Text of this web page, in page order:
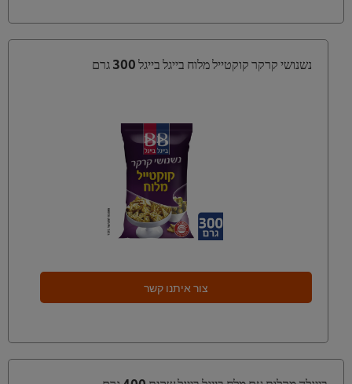
נשנושי קרקר קוקטייל מלוח בייגל בייגל 300 גרם
צור איתנו קשר